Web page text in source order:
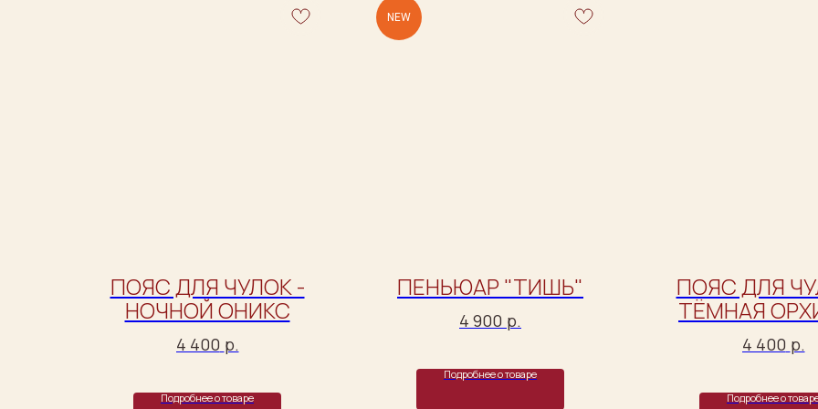
ПОЯС ДЛЯ ЧУЛОК -
НОЧНОЙ ОНИКС
4 400 р.
Подробнее о товаре
NEW
ПЕНЬЮАР "ТИШЬ"
4 900 р.
Подробнее о товаре
ПОЯС ДЛЯ
ТЁМНАЯ
4 400 р.
Подробнее о